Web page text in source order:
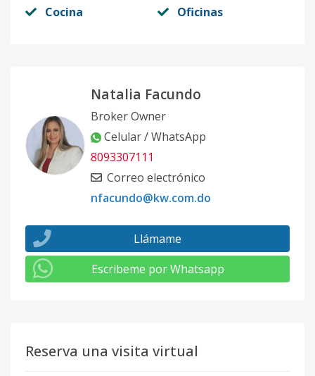
Cocina Oficinas
Natalia Facundo
Broker Owner
Celular / WhatsApp
8093307111
Correo electrónico
nfacundo@kw.com.do
Llámame
Escribeme por Whatsapp
Reserva una visita virtual